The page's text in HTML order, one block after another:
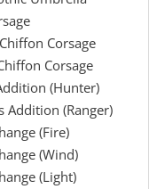
Corsage
Corsage
(Hunter)
Addition (Ranger)
(Fire)
(Wind)
(Light)